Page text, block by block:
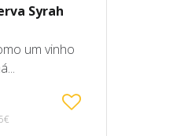
Syrah
um vinho